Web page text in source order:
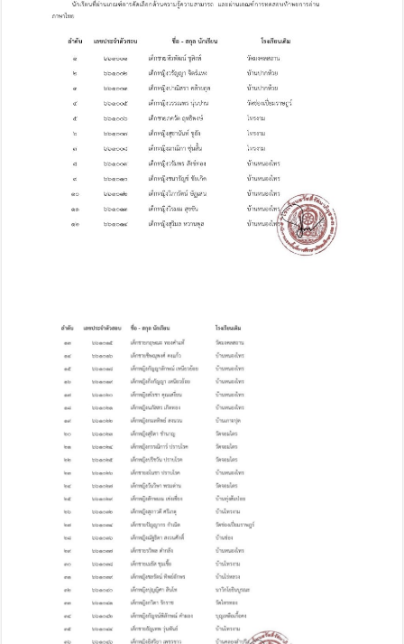
เลือก
ชั้น
มัธยมศึกษา
ปี
ที่
๑
โครงการ
ห้องเรียน
พิเศษ
วิทยาศาสตร์
–
คณิตศาสตร์